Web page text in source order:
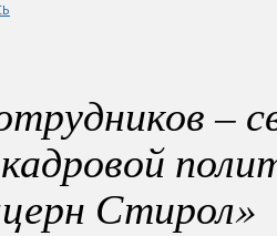
–
Стирол»